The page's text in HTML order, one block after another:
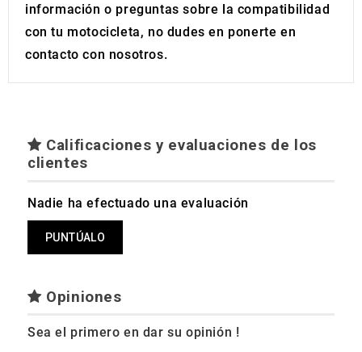
información o preguntas sobre la compatibilidad
con tu motocicleta, no dudes en ponerte en
contacto con nosotros.
Calificaciones y evaluaciones de los
clientes
Nadie ha efectuado una evaluación
PUNTÚALO
Opiniones
Sea el primero en dar su opinión !